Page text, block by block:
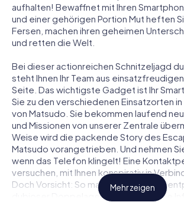
aufhalten! Bewaffnet mit Ihren
und einer gehörigen Portion Mut heften
Fersen, machen ihren geheimen
und retten die Welt.
Bei dieser actionreichen Schnitzeljagd
steht Ihnen Ihr Team aus
Seite. Das wichtigste Gadget ist Ihr
Sie zu den verschiedenen Einsatzorten
von Matsudo. Sie bekommen laufend
und Missionen von unserer Zentrale
Weise wird die packende Story des
Matsudo vorangetrieben. Und nehmen
wenn das Telefon klingelt! Eine
versuchen, mit Ihnen konspirativ in
Doch Vorsicht: So mancher Informant
dubioser Doppelagent und so manche
Mehr zeigen